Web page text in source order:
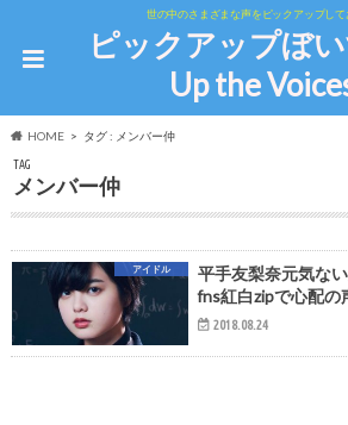
世の中のさまざまな声をピックアップして
ピックアップぼ
Up the
HOME タグ : メンバー仲
TAG
メンバー仲
アイドル
平手友梨奈元気な
fns紅白zipで心配の
2018.08.24